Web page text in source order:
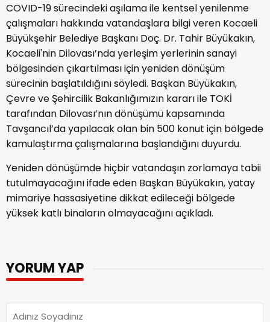
COVID-19 sürecindeki aşılama ile kentsel yenilenme
çalışmaları hakkında vatandaşlara bilgi veren Kocaeli
Büyükşehir Belediye Başkanı Doç. Dr. Tahir Büyükakın,
Kocaeli'nin Dilovası’nda yerleşim yerlerinin sanayi
bölgesinden çıkartılması için yeniden dönüşüm
sürecinin başlatıldığını söyledi. Başkan Büyükakın,
Çevre ve Şehircilik Bakanlığımızın kararı ile TOKİ
tarafından Dilovası’nın dönüşümü kapsamında
Tavşancıl’da yapılacak olan bin 500 konut için bölgede
kamulaştırma çalışmalarına başlandığını duyurdu.
Yeniden dönüşümde hiçbir vatandaşın zorlamaya tabii
tutulmayacağını ifade eden Başkan Büyükakın, yatay
mimariye hassasiyetine dikkat edileceği bölgede
yüksek katlı binaların olmayacağını açıkladı.
YORUM YAP